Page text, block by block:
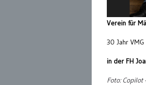
Verein für
30 Jahr VMG
in der FH
Foto: Copilot